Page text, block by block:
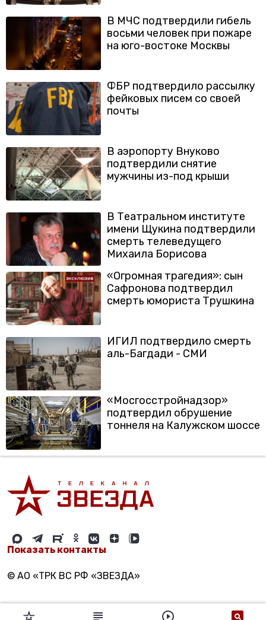
В МЧС подтвердили гибель
восьми человек при пожаре
на юго-востоке Москвы
ФБР подтвердило рассылку
фейковых писем со своей
почты
В аэропорту Внуково
подтвердили снятие
мужчины из-под крыши
В Театральном институте
имени Щукина подтвердили
смерть телеведущего
Михаила Борисова
«Огромная трагедия»: сын
Сафронова подтвердил
смерть юмориста Трушкина
ИГИЛ подтвердило смерть
аль-Багдади - СМИ
«Мосгосстройнадзор»
подтвердил обрушение
тоннеля на Калужском шоссе
Показать контакты
© АО «ТРК ВС РФ «ЗВЕЗДА»